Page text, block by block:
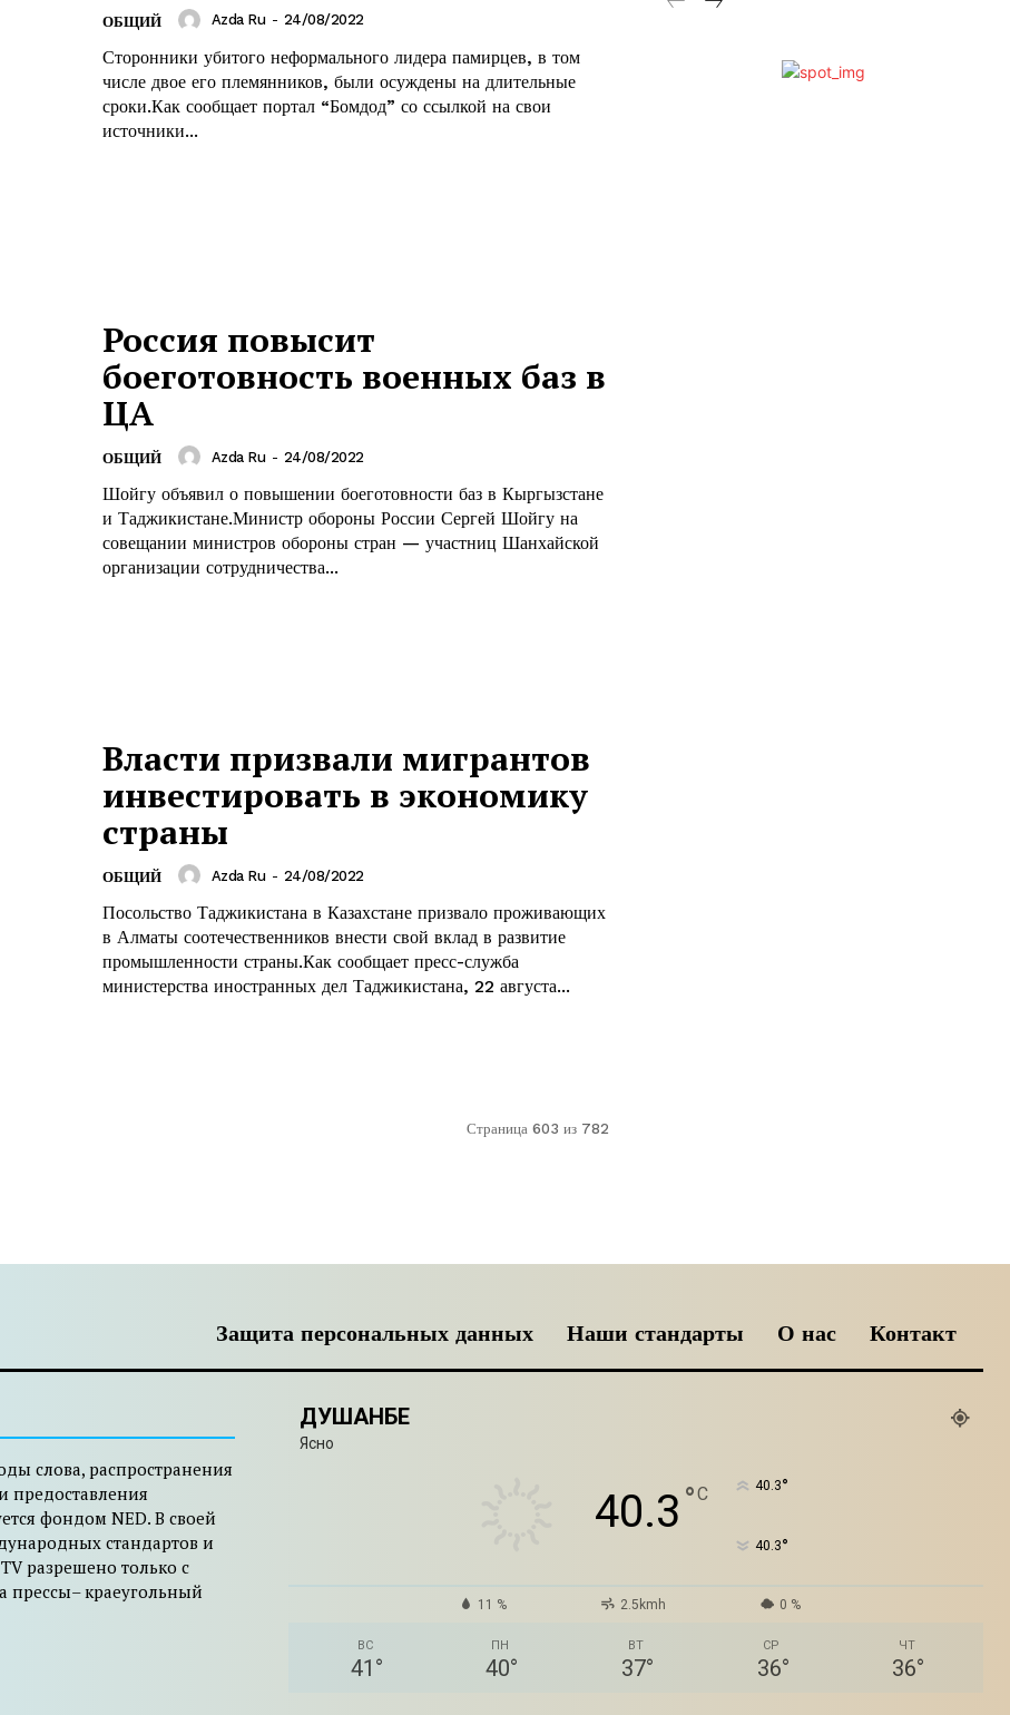
ОБЩИЙ Azda Ru - 24/08/2022
Сторонники убитого неформального лидера памирцев, в том
числе двое его племянников, были осуждены на длительные
сроки.Как сообщает портал “Бомдод” со ссылкой на свои
источники...
Россия повысит
боеготовность военных баз в
ЦА
ОБЩИЙ Azda Ru - 24/08/2022
Шойгу объявил о повышении боеготовности баз в Кыргызстане
и Таджикистане.Министр обороны России Сергей Шойгу на
совещании министров обороны стран — участниц Шанхайской
организации сотрудничества...
Власти призвали мигрантов
инвестировать в экономику
страны
ОБЩИЙ Azda Ru - 24/08/2022
Посольство Таджикистана в Казахстане призвало проживающих
в Алматы соотечественников внести свой вклад в развитие
промышленности страны.Как сообщает пресс-служба
министерства иностранных дел Таджикистана, 22 августа...
Страница 603 из 782
Защита персональных данных Наши стандарты О нас Контакт
слова, распространения
предоставления
фондом NED. В своей
стандартов и
разрешено только с
прессы– краеугольный
ДУШАНБЕ
Ясно
40.3 °C 40.3°
40.3°
11 % 2.5kmh 0 %
ВС
41 °
ПН
40°
ВТ
37°
СР
36°
ЧТ
36°